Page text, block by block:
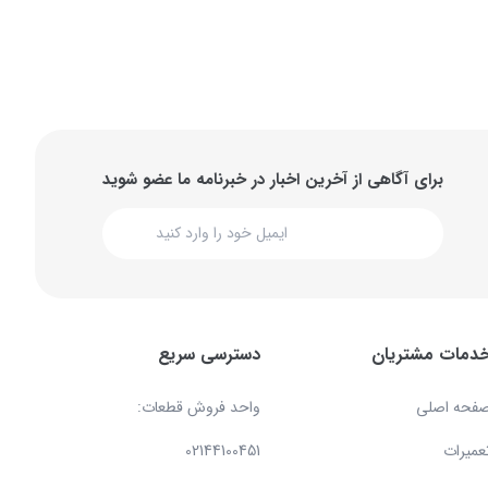
برای آگاهی از آخرین اخبار در خبرنامه ما عضو شوید
مشتریان
اصلی
دسترسی سریع
واحد فروش قطعات:
02144100451